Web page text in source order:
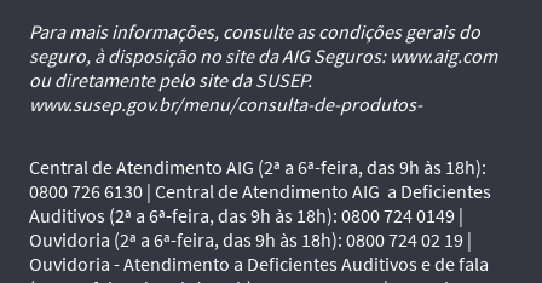
Para mais informações, consulte as condições gerais do
seguro, à disposição no site da AIG Seguros: www.aig.com
ou diretamente pelo site da SUSEP.
www.susep.gov.br/menu/consulta-de-produtos-
Central de Atendimento AIG (2ª a 6ª-feira, das 9h às 18h):
0800 726 6130 | Central de Atendimento AIG a Deficientes
Auditivos (2ª a 6ª-feira, das 9h às 18h): 0800 724 0149 |
Ouvidoria (2ª a 6ª-feira, das 9h às 18h): 0800 724 02 19 |
Ouvidoria - Atendimento a Deficientes Auditivos e de fala